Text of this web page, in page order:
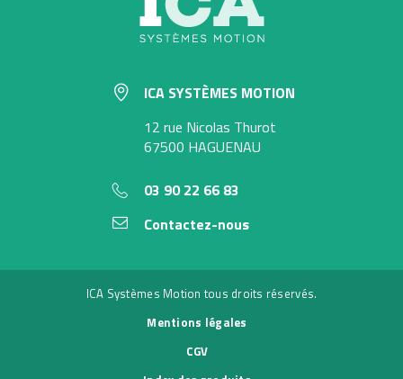
ICA SYSTÈMES MOTION
12 rue Nicolas Thurot
67500 HAGUENAU
03 90 22 66 83
Contactez-nous
ICA Systèmes Motion tous droits réservés.
Mentions légales
CGV